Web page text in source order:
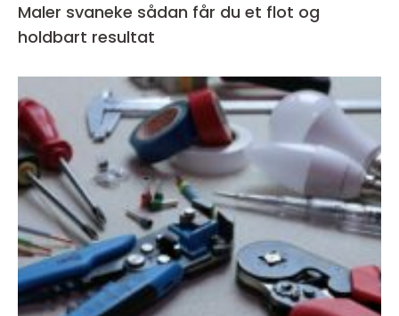
Maler svaneke sådan får du et flot og
holdbart resultat